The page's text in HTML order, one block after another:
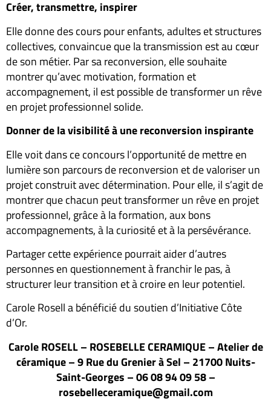
Créer, transmettre, inspirer
Elle donne des cours pour enfants, adultes et structures
collectives, convaincue que la transmission est au cœur
de son métier. Par sa reconversion, elle souhaite
montrer qu’avec motivation, formation et
accompagnement, il est possible de transformer un rêve
en projet professionnel solide.
Donner de la visibilité à une reconversion inspirante
Elle voit dans ce concours l’opportunité de mettre en
lumière son parcours de reconversion et de valoriser un
projet construit avec détermination. Pour elle, il s’agit de
montrer que chacun peut transformer un rêve en projet
professionnel, grâce à la formation, aux bons
accompagnements, à la curiosité et à la persévérance.
Partager cette expérience pourrait aider d’autres
personnes en questionnement à franchir le pas, à
structurer leur transition et à croire en leur potentiel.
Carole Rosell a bénéficié du soutien d’Initiative Côte
d’Or.
Carole ROSELL – ROSEBELLE CERAMIQUE – Atelier de
céramique – 9 Rue du Grenier à Sel – 21700 Nuits-
Saint-Georges – 06 08 94 09 58 –
rosebelleceramique@gmail.com